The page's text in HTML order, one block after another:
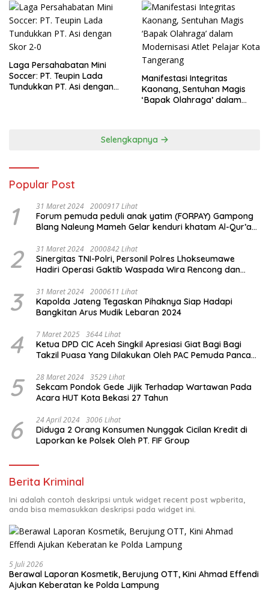
Laga Persahabatan Mini
Soccer: PT. Teupin Lada
Tundukkan PT. Asi dengan
Manifestasi Integritas
Kaonang, Sentuhan Magis
‘Bapak Olahraga’ dalam
Selengkapnya
Popular Post
1 31 Maret 2024 2000917 Lihat
Forum pemuda peduli anak yatim (FORPAY) Gampong
Blang Naleung Mameh Gelar kenduri khatam Al-Qur’an
2 31 Maret 2024 2000842 Lihat
Sinergitas TNI-Polri, Personil Polres Lhokseumawe
Hadiri Operasi Gaktib Waspada Wira Rencong dan
3 31 Maret 2024 2000611 Lihat
Kapolda Jateng Tegaskan Pihaknya Siap Hadapi
Bangkitan Arus Mudik Lebaran 2024
4 7 Maret 2025 3644 Lihat
Ketua DPD CIC Aceh Singkil Apresiasi Giat Bagi Bagi
Takzil Puasa Yang Dilakukan Oleh PAC Pemuda Panca
Meriah Kabupaten Aceh Singkil
5 28 Maret 2024 3529 Lihat
Sekcam Pondok Gede Jijik Terhadap Wartawan Pada
Acara HUT Kota Bekasi 27 Tahun
6 24 April 2024 3006 Lihat
Diduga 2 Orang Konsumen Nunggak Cicilan Kredit di
Laporkan ke Polsek Oleh PT. FIF Group
Berita Kriminal
Ini adalah contoh deskripsi untuk widget recent post wpberita,
anda bisa memasukkan deskripsi pada widget ini.
5 Juli 2026
Berawal Laporan Kosmetik, Berujung OTT, Kini Ahmad Effendi
Ajukan Keberatan ke Polda Lampung